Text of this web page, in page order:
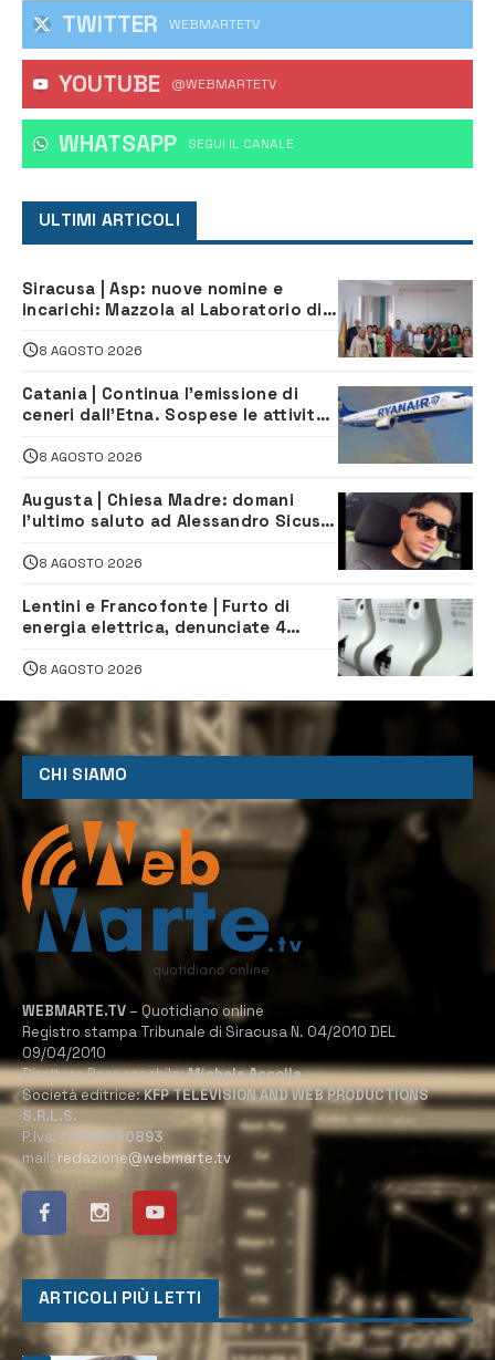
TWITTER WEBMARTETV
YOUTUBE @WEBMARTETV
WHATSAPP ‎SEGUI IL CANALE
ULTIMI ARTICOLI
Siracusa | Asp: nuove nomine e
incarichi: Mazzola al Laboratorio di
Servizio Legale
8 AGOSTO 2026
Catania | Continua l’emissione di
ceneri dall’Etna. Sospese le attività
8 AGOSTO 2026
Augusta | Chiesa Madre: domani
l’ultimo saluto ad Alessandro Sicuso,
8 AGOSTO 2026
Lentini e Francofonte | Furto di
energia elettrica, denunciate 4
8 AGOSTO 2026
CHI SIAMO
WEBMARTE.TV – Quotidiano online
Registro stampa Tribunale di Siracusa N. 04/2010 DEL
09/04/2010
Direttore Responsabile:Michele Accolla
Società editrice:KFP TELEVISION AND WEB PRODUCTIONS
S.R.L.S.
P.Iva: 02184950893
mail: redazione@webmarte.tv
ARTICOLI PIÙ LETTI